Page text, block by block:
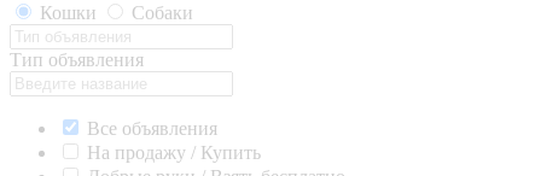
Кошки
Собаки
Тип объявления
Все объявления
На продажу / Купить